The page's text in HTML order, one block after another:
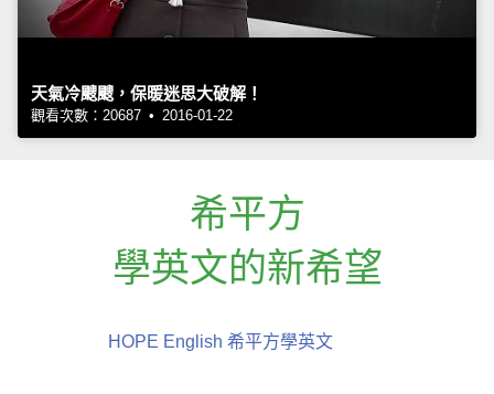
天氣冷颼颼，保暖迷思大破解！
觀看次數：20687 • 2016-01-22
希平方
學英文的新希望
HOPE English 希平方學英文